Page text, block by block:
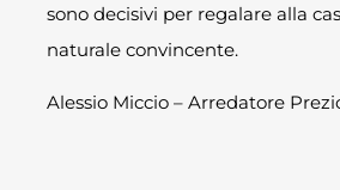
sono decisivi per regalare alla
naturale convincente.
Alessio Miccio – Arredatore